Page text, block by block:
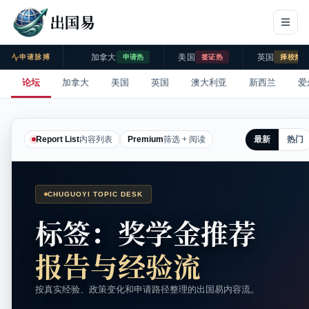
出国易
申请脉搏 加拿大 申请热 美国 签证热 英国 择校热
论坛 加拿大 美国 英国 澳大利亚 新西兰 爱
Report List内容列表 Premium筛选 + 阅读 最新 热门
CHUGUOYI TOPIC DESK
标签：奖学金推荐
报告与经验流
按真实经验、政策变化和申请路径整理的出国易内容流。